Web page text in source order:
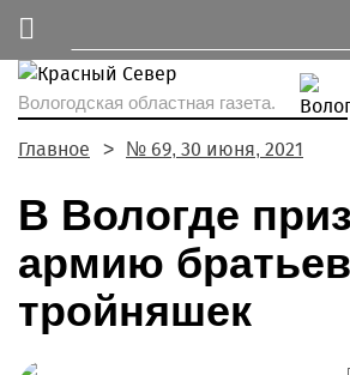
Вологодская областная газета.
Главное № 69, 30 июня, 2021
В Вологде
армию
тройняшек